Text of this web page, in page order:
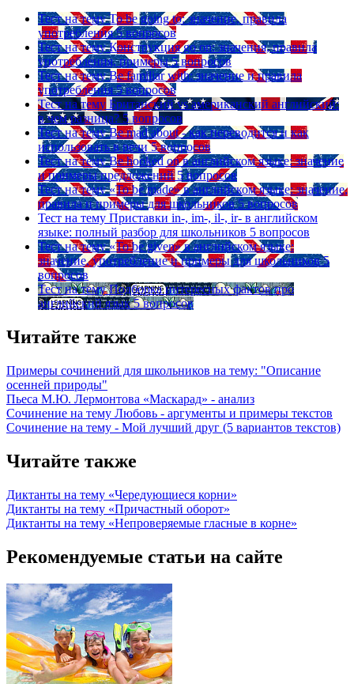
Тест на тему To be going to: значение, правила
употребления 5 вопросов
Тест на тему Конструкция go on: значения, правила
употребления, примеры 5 вопросов
Тест на тему Be familiar with: значение и правила
употребления 5 вопросов
Тест на тему Британский vs американский английский:
в чем разница? 5 вопросов
Тест на тему Be mad about - как переводится и как
использовать в речи 5 вопросов
Тест на тему Be hooked on в английском языке: значение
и примеры предложений 5 вопросов
Тест на тему «To be made» в английском языке: значение,
правила и примеры для школьников 5 вопросов
Тест на тему Приставки in-, im-, il-, ir- в английском
языке: полный разбор для школьников 5 вопросов
Тест на тему «To be given» в английском языке:
значение, употребление и примеры для школьников 5
вопросов
Тест на тему Подборка интересных фактов про
английский язык 5 вопросов
Читайте также
Примеры сочинений для школьников на тему: "Описание
осенней природы"
Пьеса М.Ю. Лермонтова «Маскарад» - анализ
Сочинение на тему Любовь - аргументы и примеры текстов
Сочинение на тему - Мой лучший друг (5 вариантов текстов)
Читайте также
Диктанты на тему «Чередующиеся корни»
Диктанты на тему «Причастный оборот»
Диктанты на тему «Непроверяемые гласные в корне»
Рекомендуемые статьи на сайте